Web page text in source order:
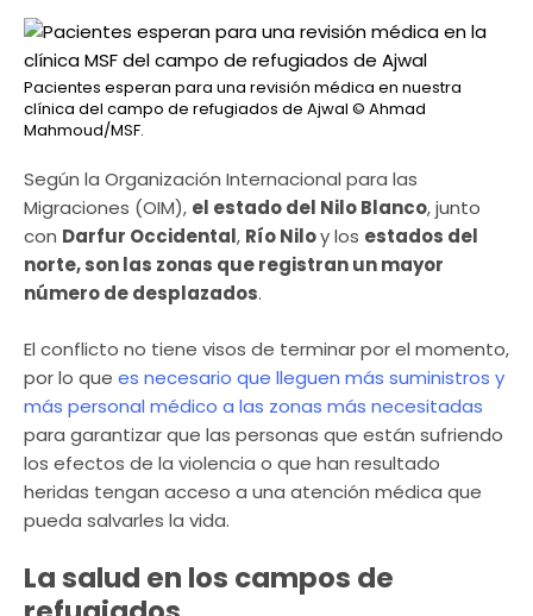
Pacientes esperan para una revisión médica en nuestra
clínica del campo de refugiados de Ajwal © Ahmad
Mahmoud/MSF.
Según la Organización Internacional para las
Migraciones (OIM), el estado del Nilo Blanco, junto
con Darfur Occidental, Río Niloy los estados del
norte, son las zonas que registran un mayor
número de desplazados.
El conflicto no tiene visos de terminar por el momento,
por lo que es necesario que lleguen más suministros y
más personal médico a las zonas más necesitadas
para garantizar que las personas que están sufriendo
los efectos de la violencia o que han resultado
heridas tengan acceso a una atención médica que
pueda salvarles la vida.
La salud en los campos de